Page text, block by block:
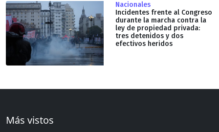
Nacionales
Incidentes frente al Congreso
durante la marcha contra la
ley de propiedad privada:
tres detenidos y dos
efectivos heridos
Más vistos